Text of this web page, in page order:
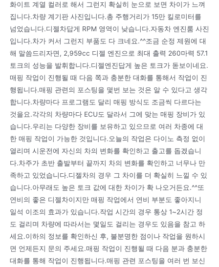
화이트 계열 컬러로 해서 그런지 확실히 눈으로 보면 차이가 느껴
집니다.차량 계기판 사진입니다.총 주행거리가 15만 킬로미터를
넘었습니다.디젤차답게 RPM 영역이 낮습니다.자동차 엔진룸 사진
입니다.차가 커서 그런지 부품도 다 크네요.^^조금 순정 제원에 대
해 말씀드리자면, 2,959cc 디젤 엔진으로 최대 출력 260마력 57.1
토크의 성능을 발휘합니다.디젤엔진답게 높은 토크가 돋보이네요.
매핑 작업이 진행될 때 다음 쪽과 충분한 대화를 통해서 작업이 진
행됩니다.매핑 관련의 포스팅을 몇번 보는 것은 알 수 있다고 생각
합니다.차량마다 프로그램도 달리 매핑 방식도 조금씩 다르다는
것을요.각각의 차량마다 ECU도 달라서 그에 맞는 매핑 장비가 있
습니다.우리는 다양한 장비를 보유하고 있으므로 여러 차종에 대
한 매핑 작업이 가능한 것입니다.오늘의 작업은 다이노 측정 없이
열리며 시운전에 자신의 차의 변화를 확인하고 출고를 돕겠습니
다.차주가 초반 출발부터 끝까지 차의 변화를 확인하고 너무나 만
족하고 있었습니다.디젤차의 경우 그 차이를 더 확실히 느낄 수 있
습니다.아무래도 높은 토크 값에 대한 차이가 확 나오거든요.^^또
연비의 좋은 디젤차이지만 매핑 작업에서 연비 부분도 좋아지니
일석 이조의 효과가 있습니다.작업 시간의 경우 통상 1~2시간 정
도 걸리며 차량에 따라서는 몇일도 걸리는 경우도 있음을 참고 하
세요.이하의 정보를 확인하신 후, 불분명한 점이나 작업을 원하시
면 언제든지 문의 주세요.매핑 작업이 진행될 때 다음 분과 충분한
대화를 통해 작업이 진행됩니다.매핑 관련 포스팅을 여러 번 보신